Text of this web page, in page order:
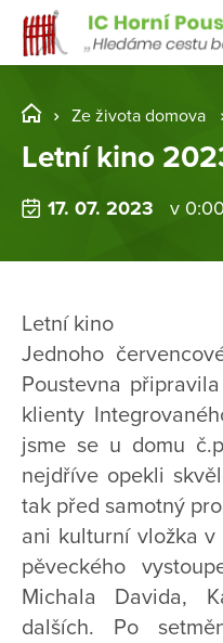
Ze života domova
Letní kino
17. 07. 2023 v
Letní kino
Jednoho
Poustevna
klienty
jsme se u domu
nejdříve opekli
tak před samotný
ani kulturní vložka
pěveckého
Michala Davida,
dalších. Po